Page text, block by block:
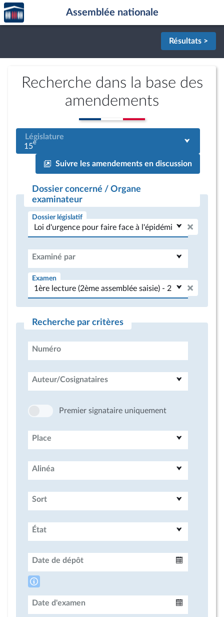
Aller au contenu
Aller en bas de la page
Accèder
à la
page
Assemblée nationale
Résultats >
Recherche dans la base des
amendements
Législature
15e
Suivre les amendements en discussion
Dossier concerné / Organe
examinateur
Dossier législatif
Examiné par
Examen
Recherche par critères
Numéro
Auteur/Cosignataires
Premier signataire uniquement
Place
Alinéa
Sort
État
Date de dépôt
Date d'examen